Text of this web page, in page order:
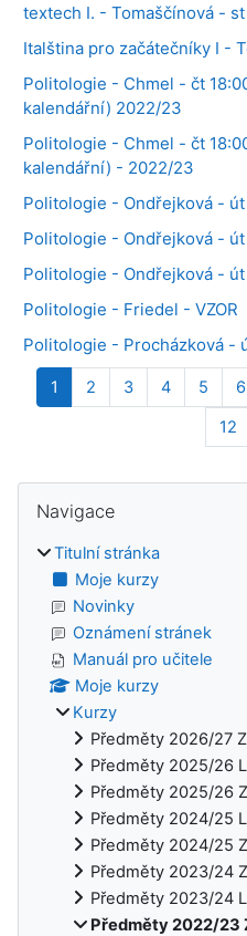
textech I. - Tomaščínová - st
Italština pro začátečníky I -
Politologie - Chmel - čt
kalendářní) 2022/23
Politologie - Chmel - čt
kalendářní) - 2022/23
Politologie - Ondřejková - út
Politologie - Ondřejková - út
Politologie - Ondřejková -
Politologie - Friedel - VZOR
Politologie - Procházková -
1 Stránka 1
2 Stránka 2
3Stránka 3
4Stránka 4
5 6
12
Bloky
Navigace
Titulní stránka
Moje kurzy
Novinky
Oznámení stránek
Manuál pro učitele
Moje kurzy
Kurzy
Předměty 2026/27
Předměty 2025/26
Předměty 2025/26
Předměty 2024/25
Předměty 2024/25
Předměty 2023/24
Předměty 2023/24
Předměty 2022/23